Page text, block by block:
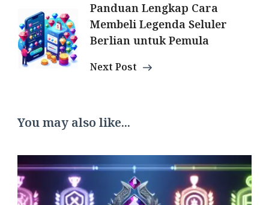
Panduan Lengkap Cara
Membeli Legenda Seluler
Berlian untuk Pemula
Next Post
You may also like...